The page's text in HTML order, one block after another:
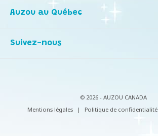
Auzou au Québec
Notre histoire
Infos consommateurs
Suivez-nous
© 2026 - AUZOU CANADA
Mentions légales
| Politique de confidentialité